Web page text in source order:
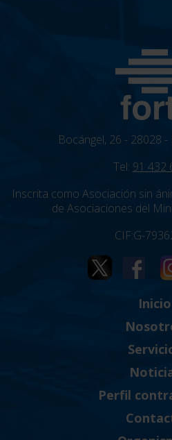
Bocángel, 26 - 28028
Tel: 91 432
Inscrita como Asociación sin
de Asociaciones del
CIF:G-
Inicio
Perfil